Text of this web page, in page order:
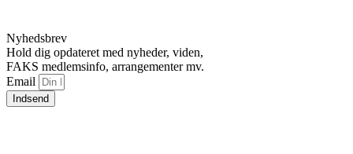
Nyhedsbrev
Hold dig opdateret med nyheder, viden,
FAKS medlemsinfo, arrangementer mv.
Email
Indsend